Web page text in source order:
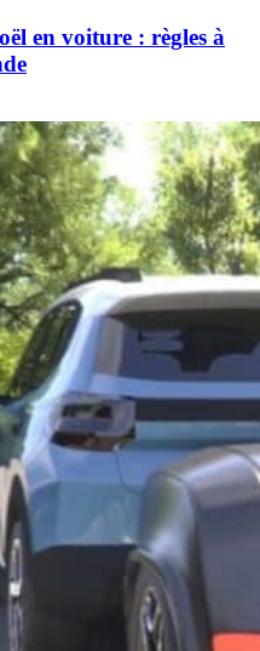
en voiture : règles à